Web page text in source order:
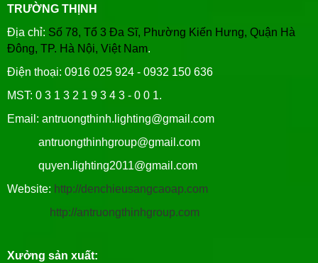
TRƯỜNG THỊNH
Địa chỉ: Số 78, Tổ 3 Đa Sĩ, Phường Kiến Hưng, Quận Hà
Đông, TP. Hà Nội, Việt Nam.
Điện thoại: 0916 025 924 - 0932 150 636
MST: 0 3 1 3 2 1 9 3 4 3 - 0 0 1.
Email: antruongthinh.lighting@gmail.com
antruongthinhgroup@gmail.com
quyen.lighting2011@gmail.com
Website: http://denchieusangcaoap.com
http://antruongthinhgroup.com
Xưởng sản xuất: